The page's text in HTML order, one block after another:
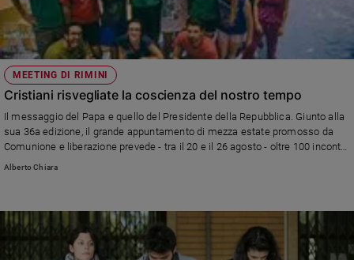
MEETING DI RIMINI
Cristiani risvegliate la coscienza del nostro tempo
Il messaggio del Papa e quello del Presidente della Repubblica. Giunto alla
sua 36a edizione, il grande appuntamento di mezza estate promosso da
Comunione e liberazione prevede - tra il 20 e il 26 agosto - oltre 100 incontri
e tavole rotonde, 12 esposizioni e 23 spettacoli.
Alberto Chiara